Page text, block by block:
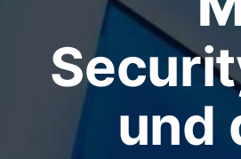
und